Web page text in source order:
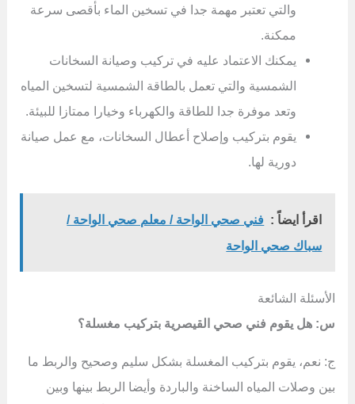
والتي تعتبر مهمة جدا في تسخين الماء بأقصى سرعة
ممكنة.
يمكنك الاعتماد عليه في تركيب وصيانة السخانات
الشمسية والتي تعمل بالطاقة الشمسية لتسخين المياه
وتعد موفرة جدا للطاقة والكهرباء وخيارا ممتازا للبيئة.
يقوم بتركيب وإصلاح أعطال السخانات، مع عمل صيانة
دورية لها.
اقرأ ايضاً : فني صحي الواحة / معلم صحي الواحة /
سباك صحي الواحة
الأسئلة الشائعة
س: هل يقوم فني صحي القيصرية بتركيب مغسلة؟
ج: نعم، يقوم بتركيب المغسلة بشكل سليم وصحيح والربط ما
بين وصلات المياه الساخنة والباردة وأيضا الربط بينها وبين